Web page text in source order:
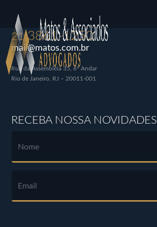
213861-1250
mail@matos.com.br
Rua da Assembléia 35, 6º Andar
Rio de Janeiro, RJ – 20011-001
RECEBA NOSSA NOVIDADES